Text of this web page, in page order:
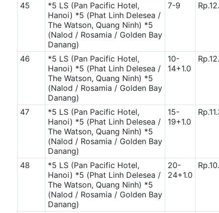
45
*5 LS (Pan Pacific Hotel,
Hanoi) *5 (Phat Linh Delesea /
The Watson, Quang Ninh) *5
(Nalod / Rosamia / Golden Bay
Danang)
7-9
46
*5 LS (Pan Pacific Hotel,
Hanoi) *5 (Phat Linh Delesea /
The Watson, Quang Ninh) *5
(Nalod / Rosamia / Golden Bay
Danang)
10-
14+1.0
47
*5 LS (Pan Pacific Hotel,
Hanoi) *5 (Phat Linh Delesea /
The Watson, Quang Ninh) *5
(Nalod / Rosamia / Golden Bay
Danang)
15-
19+1.0
48
*5 LS (Pan Pacific Hotel,
Hanoi) *5 (Phat Linh Delesea /
The Watson, Quang Ninh) *5
(Nalod / Rosamia / Golden Bay
Danang)
20-
24+1.0